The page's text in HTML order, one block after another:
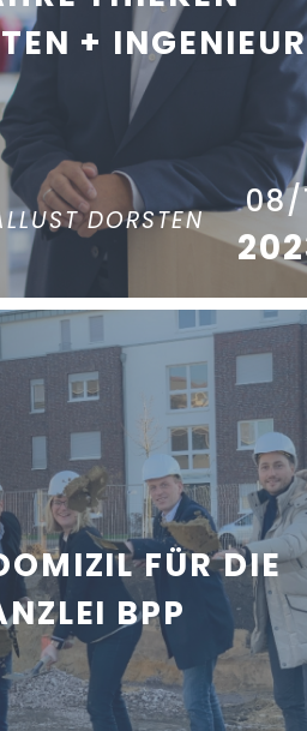
+
DORSTEN 08/
FÜR DIE
BPP